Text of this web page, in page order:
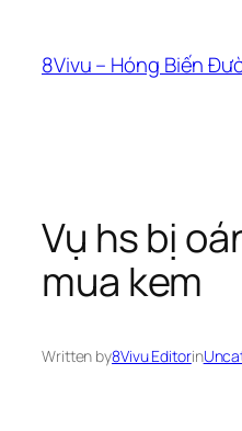
content
8Vivu – Hóng Biến
Vụ hs bị
mua kem
Written by8Vivu Editorin